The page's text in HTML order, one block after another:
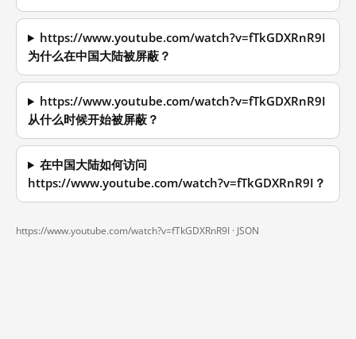
https://www.youtube.com/watch?v=fTkGDXRnR9I
为什么在中国大陆被屏蔽？
https://www.youtube.com/watch?v=fTkGDXRnR9I
从什么时候开始被屏蔽？
在中国大陆如何访问
https://www.youtube.com/watch?v=fTkGDXRnR9I？
https://www.youtube.com/watch?v=fTkGDXRnR9I · JSON